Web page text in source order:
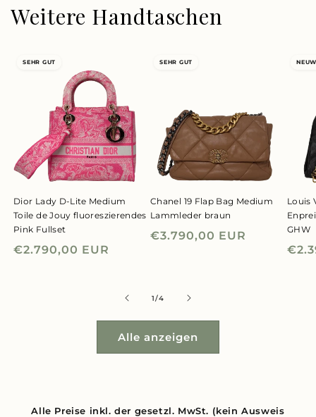
Weitere Handtaschen
SEHR GUT
Dior Lady D-Lite Medium
Toile de Jouy fluoreszierendes
Pink Fullset
Normaler
€2.790,00 EUR
SEHR GUT
Chanel 19 Flap Bag Medium
Lammleder braun
Normaler
€3.790,00 EUR
Louis
GHW
1/von
4
Alle anzeigen
Alle Preise inkl. der gesetzl. MwSt. (kein Ausweis